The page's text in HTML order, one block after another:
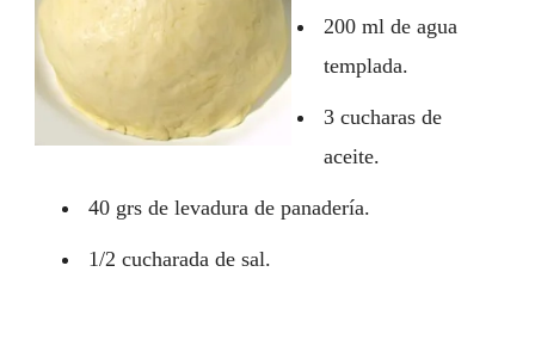
200 ml de agua
templada.
3 cucharas de
aceite.
40 grs de levadura de panadería.
1/2 cucharada de sal.